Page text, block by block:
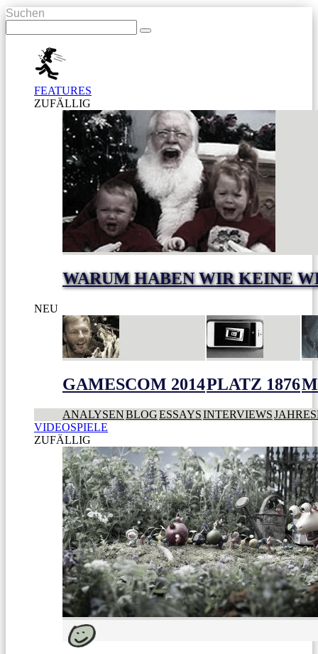
Suchen
FEATURES
ZUFÄLLIG
WARUM HABEN WIR KEINE
NEU
GAMESCOM 2014PLATZ 1876
ANALYSENBLOGESSAYSINTERVIEWS
VIDEOSPIELE
ZUFÄLLIG